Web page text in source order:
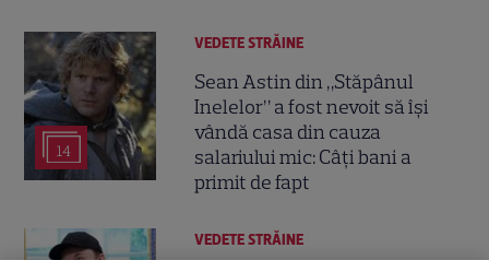
14
VEDETE STRĂINE
Sean Astin din „Stăpânul
Inelelor” a fost nevoit să își
vândă casa din cauza
salariului mic: Câți bani a
primit de fapt
VEDETE STRĂINE